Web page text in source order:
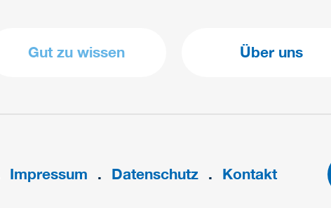
Gut zu wissen Über uns
Impressum Datenschutz Kontakt